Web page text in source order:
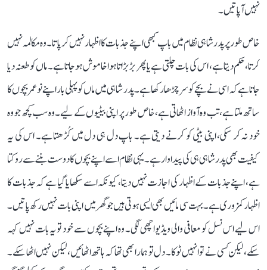
نہیں آ پاتیں۔
خاص طور پر پدر شاہی نظام میں باپ کبھی اپنے جذبات کا اظہار نہیں کر پاتا۔ وہ مکالمہ نہیں
کرتا، حکم دیتا ہے، اس کی بات چلتی ہے یا پھر بڑبڑاتا ہوا خاموش ہو جاتا ہے۔ ماں کو طعنہ دیا
جاتا ہے کہ اسی نے بچے کو سر چڑھا رکھا ہے۔ پدر شاہی میں ماں کو پہلی بار اپنے نو عمر بچوں کا
ساتھ ملتا ہے، تب وہ آواز اٹھاتی ہے، خاص طور پر اپنی بیٹیوں کے لیے۔ وہ سب کچھ جو وہ
خود نہ کر سکی، اپنی بیٹی کو کرنے دیتی ہے۔ باپ دل ہی دل میں کُڑھتا ہے۔ اس کی یہ
کیفیت بھی پدر شاہی ہی کی پیداوار ہے۔ یہی نظام اسے اپنے بچوں کا دوست بننے سے روکتا
ہے، اپنے جذبات کے اظہار کی اجازت نہیں دیتا، کیونکہ اسے سکھایا گیا ہے کہ جذبات کا
اظہار کمزوری ہے۔ بہت سی مائیں بھی ایسی ہوتی ہیں جو گھر میں اپنی بات نہیں رکھ پاتیں۔
اس لیے اس نسل کو معافی والی ویڈیو اچھی لگی۔ وہ اپنے بچوں سے خود تو یہ بات نہیں کہہ
سکے، لیکن کسی نے تو انہیں ٹوکا۔ دل تو ہمارا بھی تھا کہ ہاتھ اٹھائیں، لیکن نہیں اٹھا سکے۔